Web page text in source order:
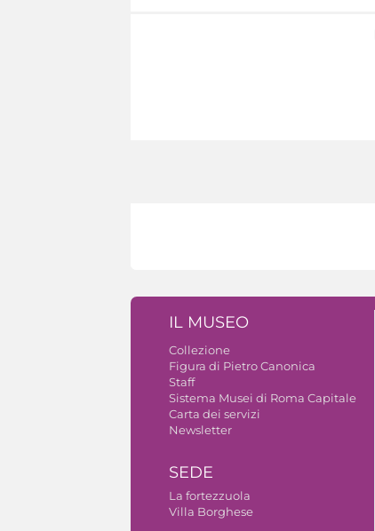
IL MUSEO
Collezione
Figura di Pietro Canonica
Staff
Sistema Musei di Roma Capitale
Carta dei servizi
Newsletter
SEDE
La fortezzuola
Villa Borghese